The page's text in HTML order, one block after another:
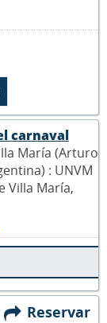
carnaval
María (Arturo
: UNVM
Villa María,
Reservar